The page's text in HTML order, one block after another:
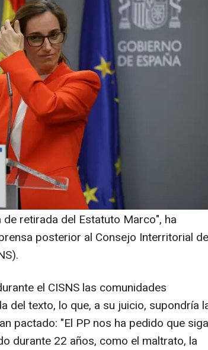
Abrir opciones para compartir
-
ha informado este viernes de que
por el PP han solicitado retirar el
vigente el texto del año 2003, una
del Ámbito de Negociación en la
conocer su opinión.
Ámbito de Negociación, vamos a
el Consejo Interterritorial y vamos a
retirada del Estatuto Marco", ha
posterior al Consejo Interritorial
el CISNS las comunidades
del texto, lo que, a su juicio, supondría
pactado: "El PP nos ha pedido que siga
durante 22 años, como el maltrato, la